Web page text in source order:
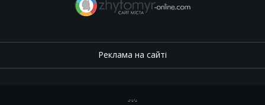
Реклама на сайті
.,.,.